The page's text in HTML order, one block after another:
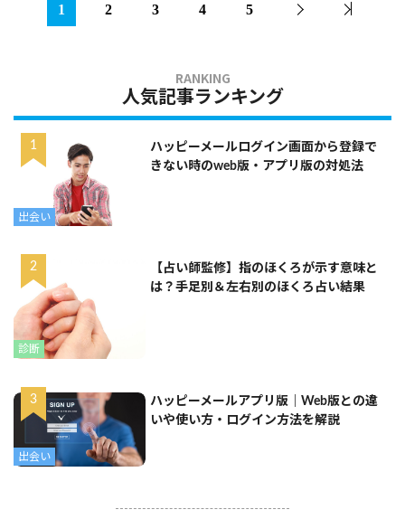
1 2 3 4 5
人気記事ランキング
出会い
ハッピーメールログイン画面から登録で
きない時のweb版・アプリ版の対処法
診断
【占い師監修】指のほくろが示す意味と
は？手足別＆左右別のほくろ占い結果
出会い
ハッピーメールアプリ版｜Web版との違
いや使い方・ログイン方法を解説